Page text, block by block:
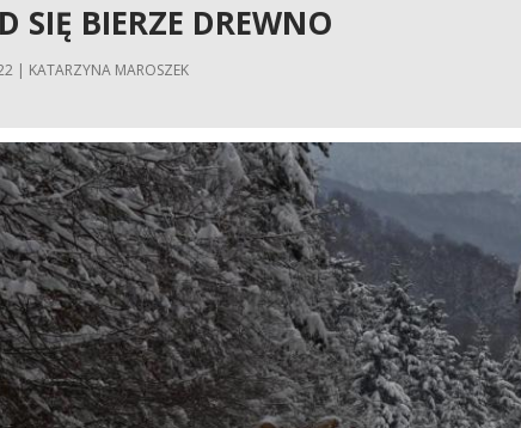
SIĘ BIERZE DREWNO
| KATARZYNA MAROSZEK